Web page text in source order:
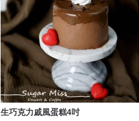
生巧克力戚風蛋糕4吋